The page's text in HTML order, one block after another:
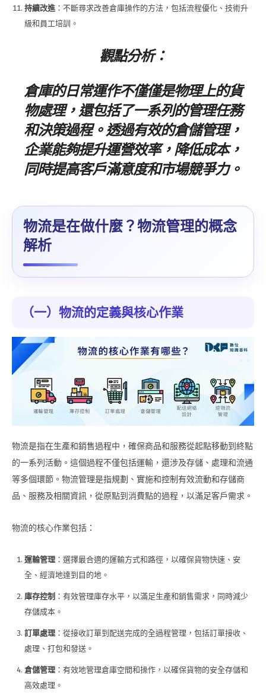
持續改進 ：不斷尋求改善倉庫操作的方法，包括流程優化、技術升
級和員工培訓。
觀點分析：
倉庫的日常運作不僅僅是物理上的貨
物處理，還包括了一系列的管理任務
和決策過程。透過有效的倉儲管理，
企業能夠提升運營效率，降低成本，
同時提高客戶滿意度和市場競爭力。
物流是在做什麼？物流管理的概念
解析
（一）物流的定義與核心作業
物流是指在生產和銷售過程中，確保商品和服務從起點移動到終點
的一系列活動。這個過程不僅包括運輸，還涉及存儲、處理和流通
等多個環節。物流管理是指規劃、實施和控制有效流動和存儲商
品、服務及相關資訊，從原點到消費點的過程，以滿足客戶需求。
物流的核心作業包括：
運輸管理 ：選擇最合適的運輸方式和路徑，以確保貨物快速、安
全、經濟地達到目的地。
庫存控制 ：有效管理庫存水平，以滿足生產和銷售需求，同時減少
存儲成本。
訂單處理 ：從接收訂單到配送完成的全過程管理，包括訂單接收、
處理、打包和發送。
倉儲管理 ：有效地管理倉庫空間和操作，以確保貨物的安全存儲和
高效處理。